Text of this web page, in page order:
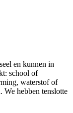
en kunnen in
school of
waterstof of
We hebben tenslotte